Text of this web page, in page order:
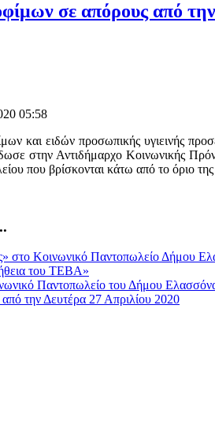
σε απόρους από
05:58
και ειδών προσωπικής υγιεινής
στην Αντιδήμαρχο Κοινωνικής
που βρίσκονται κάτω από το όριο της
στο Κοινωνικό Παντοπωλείο Δήμου
του ΤΕΒΑ»
Παντοπωλείο του Δήμου
την Δευτέρα 27 Απριλίου 2020